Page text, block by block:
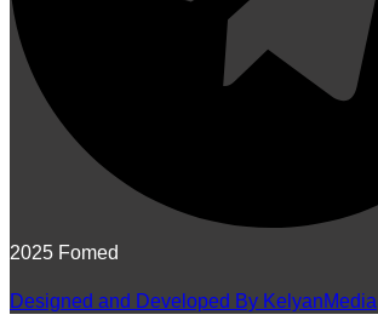
2025 Fomed
Designed and Developed By KelyanMedia